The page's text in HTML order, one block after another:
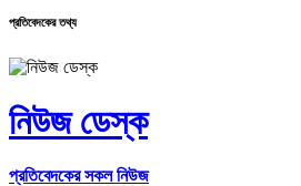
প্রতিবেদকের তথ্য
নিউজ ডেস্ক
প্রতিবেদকের সকল নিউজ